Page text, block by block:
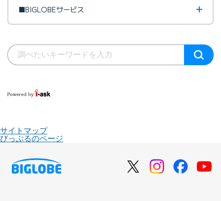
■BIGLOBEサービス
サイトマップ
びっぷるのページ